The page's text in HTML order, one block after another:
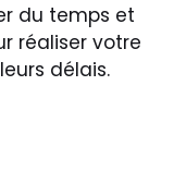
du temps et
réaliser votre
délais.